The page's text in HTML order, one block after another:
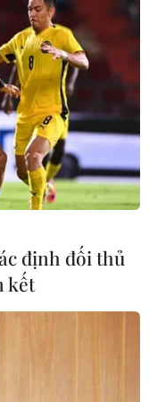
sử dụng
cáo
tin và Truyền thông
Email:
Fax: (024)
định đối thủ
kết